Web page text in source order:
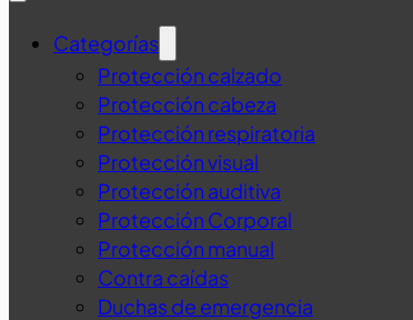
Categorías
Protección calzado
Protección cabeza
Protección respiratoria
Protección visual
Protección auditiva
Protección Corporal
Protección manual
Contra caídas
Duchas de emergencia